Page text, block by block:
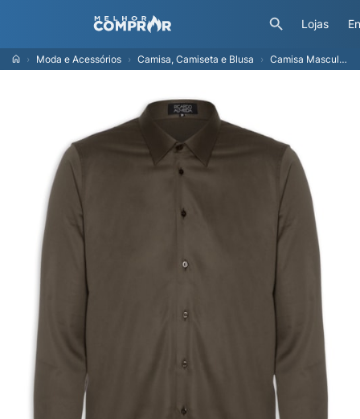
Lojas
Moda e Acessórios Camisa, Camiseta e Blusa Camisa Masculina Manga Longa Austin B Cn07 Mpro - Marrom